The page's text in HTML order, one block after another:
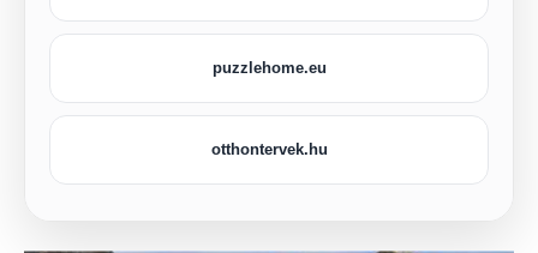
puzzlehome.eu
otthontervek.hu